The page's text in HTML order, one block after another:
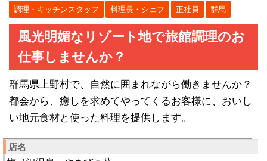
調理・キッチンスタッフ 料理長・シェフ 正社員 群馬
風光明媚なリゾート地で旅館調理のお
仕事しませんか？
群馬県上野村で、自然に囲まれながら働きませんか？
都会から、癒しを求めてやってくるお客様に、おいし
い地元食材と使った料理を提供します。
店名